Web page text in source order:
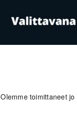
Olemme toimittaneet jo